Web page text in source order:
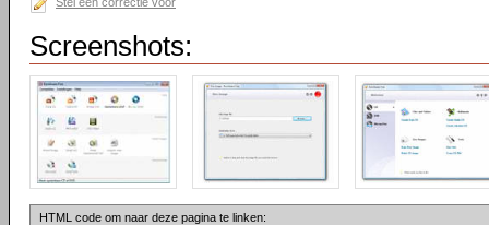
Screenshots:
HTML code om naar deze pagina te linken: